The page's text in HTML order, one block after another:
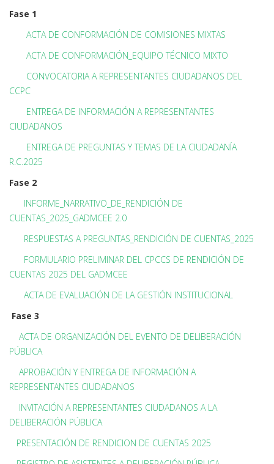
Fase 1
ACTA DE CONFORMACIÓN DE COMISIONES MIXTAS
ACTA DE CONFORMACIÓN_EQUIPO TÉCNICO MIXTO
CONVOCATORIA A REPRESENTANTES CIUDADANOS DEL
CCPC
ENTREGA DE INFORMACIÓN A REPRESENTANTES
CIUDADANOS
ENTREGA DE PREGUNTAS Y TEMAS DE LA CIUDADANÍA
R.C.2025
Fase 2
INFORME_NARRATIVO_DE_RENDICIÓN DE
CUENTAS_2025_GADMCEE 2.0
RESPUESTAS A PREGUNTAS_RENDICIÓN DE CUENTAS_2025
FORMULARIO PRELIMINAR DEL CPCCS DE RENDICIÓN DE
CUENTAS 2025 DEL GADMCEE
ACTA DE EVALUACIÓN DE LA GESTIÓN INSTITUCIONAL
Fase 3
ACTA DE ORGANIZACIÓN DEL EVENTO DE DELIBERACIÓN
PÚBLICA
APROBACIÓN Y ENTREGA DE INFORMACIÓN A
REPRESENTANTES CIUDADANOS
INVITACIÓN A REPRESENTANTES CIUDADANOS A LA
DELIBERACIÓN PÚBLICA
PRESENTACIÓN DE RENDICION DE CUENTAS 2025